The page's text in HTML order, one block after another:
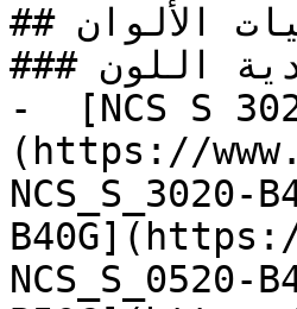
## توافقيات الألوان
### أحادية اللون
-  [NCS S
(https://